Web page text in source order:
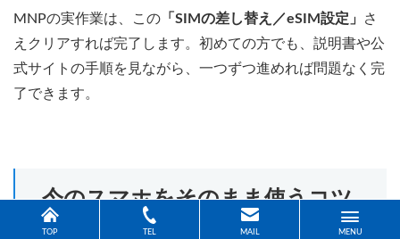
MNPの実作業は、この 「SIMの差し替え／eSIM設定」
さ
えクリアすれば完了します。初めての方でも、説明書や公
式サイトの手順を見ながら、一つずつ進めれば問題なく完
了できます。
今のスマホをそのまま使うコツ
（端末・SIM・eSIM）
TOP TEL MAIL MENU